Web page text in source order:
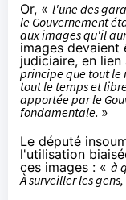
Or, « l'une des
le Gouvernement
aux images qu'il
images devaient
judiciaire, en
principe que tout le
tout le temps et
apportée par le
fondamentale. »
Le député
l'utilisation
ces images : « à
À surveiller les